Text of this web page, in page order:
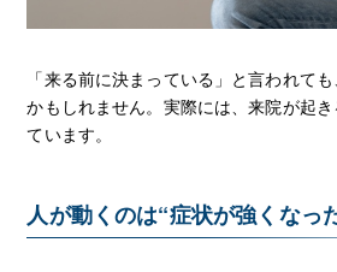
「来る前に決まっている」と言われて
かもしれません。実際には、来院が起
ています。
人が動くのは“症状が強くなっ